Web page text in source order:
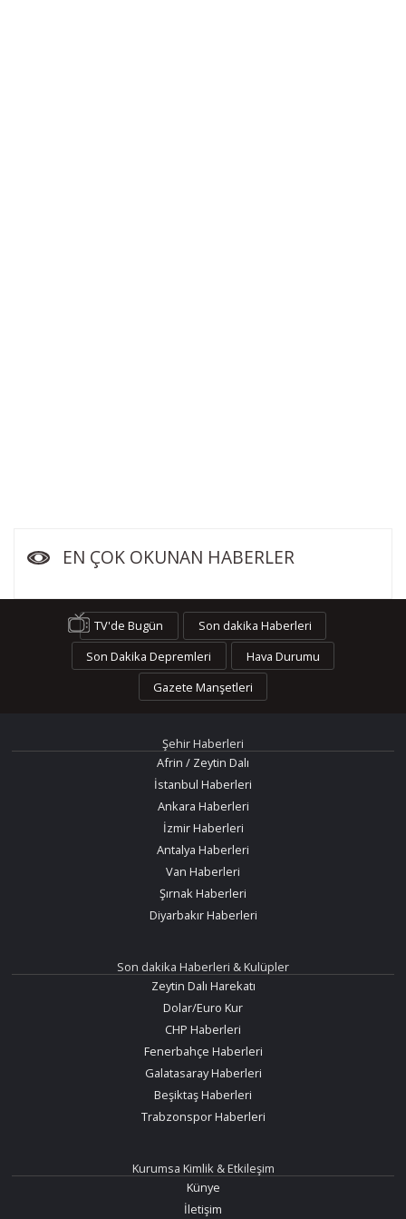
EN ÇOK OKUNAN HABERLER
TV'de Bugün
Son dakika Haberleri
Son Dakika Depremleri
Hava Durumu
Gazete Manşetleri
Şehir Haberleri
Afrin / Zeytin Dalı
İstanbul Haberleri
Ankara Haberleri
İzmir Haberleri
Antalya Haberleri
Van Haberleri
Şırnak Haberleri
Diyarbakır Haberleri
Son dakika Haberleri & Kulüpler
Zeytin Dalı Harekatı
Dolar/Euro Kur
CHP Haberleri
Fenerbahçe Haberleri
Galatasaray Haberleri
Beşiktaş Haberleri
Trabzonspor Haberleri
Kurumsa Kimlik & Etkileşim
Künye
İletişim